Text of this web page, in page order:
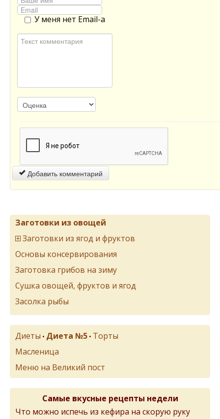
У меня нет Email-а
Добавить комментарий
Заготовки из овощей
Заготовки из ягод и фруктов
Основы консервирования
Заготовка грибов на зиму
Сушка овощей, фруктов и ягод
Засолка рыбы
Диеты • Диета №5 • Торты
Масленица
Меню на Великий пост
Самые вкусные рецепты недели
Что можно испечь из кефира на скорую руку